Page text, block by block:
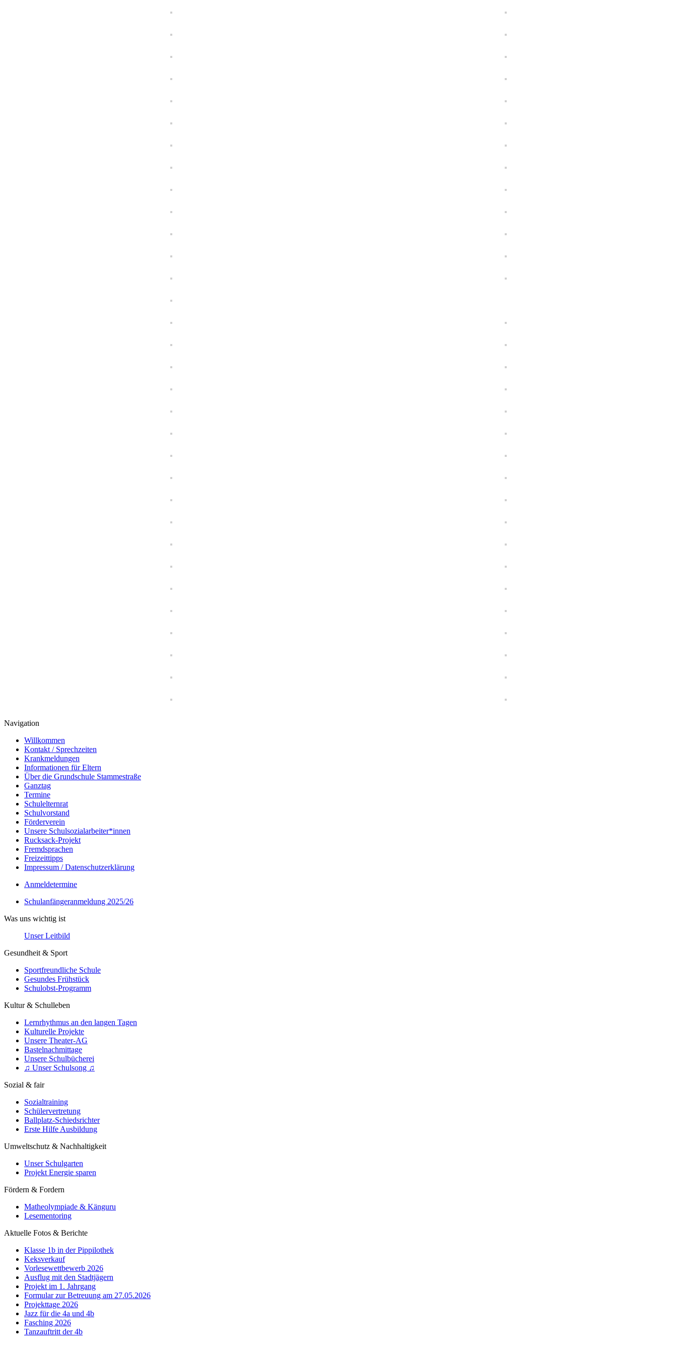
Navigation
Willkommen
Kontakt / Sprechzeiten
Krankmeldungen
Informationen für Eltern
Über die Grundschule Stammestraße
Ganztag
Termine
Schulelternrat
Schulvorstand
Förderverein
Unsere Schulsozialarbeiter*innen
Rucksack-Projekt
Fremdsprachen
Freizeittipps
Impressum / Datenschutzerklärung
Anmeldetermine
Schulanfängeranmeldung 2025/26
Was uns wichtig ist
Unser Leitbild
Gesundheit & Sport
Sportfreundliche Schule
Gesundes Frühstück
Schulobst-Programm
Kultur & Schulleben
Lernrhythmus an den langen Tagen
Kulturelle Projekte
Unsere Theater-AG
Bastelnachmittage
Unsere Schulbücherei
♫ Unser Schulsong ♫
Sozial & fair
Sozialtraining
Schülervertretung
Ballplatz-Schiedsrichter
Erste Hilfe Ausbildung
Umweltschutz & Nachhaltigkeit
Unser Schulgarten
Projekt Energie sparen
Fördern & Fordern
Matheolympiade & Känguru
Lesementoring
Aktuelle Fotos & Berichte
Klasse 1b in der Pippilothek
Keksverkauf
Vorlesewettbewerb 2026
Ausflug mit den Stadtjägern
Projekt im 1. Jahrgang
Formular zur Betreuung am 27.05.2026
Projekttage 2026
Jazz für die 4a und 4b
Fasching 2026
Tanzauftritt der 4b